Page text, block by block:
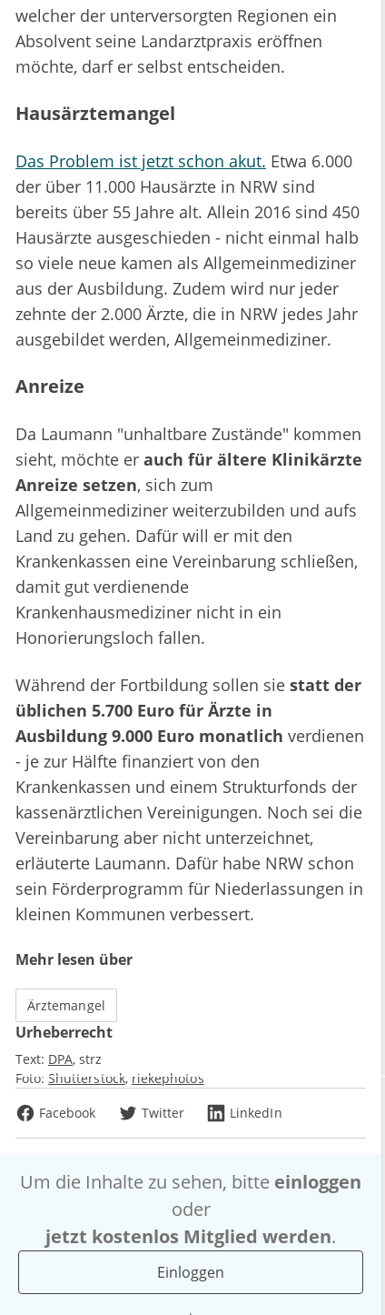
welcher der unterversorgten Regionen ein
Absolvent seine Landarztpraxis eröffnen
möchte, darf er selbst entscheiden.
Hausärztemangel
Das Problem ist jetzt schon akut. Etwa 6.000
der über 11.000 Hausärzte in NRW sind
bereits über 55 Jahre alt. Allein 2016 sind 450
Hausärzte ausgeschieden - nicht einmal halb
so viele neue kamen als Allgemeinmediziner
aus der Ausbildung. Zudem wird nur jeder
zehnte der 2.000 Ärzte, die in NRW jedes Jahr
ausgebildet werden, Allgemeinmediziner.
Anreize
Da Laumann "unhaltbare Zustände" kommen
sieht, möchte er auch für ältere Klinikärzte
Anreize setzen, sich zum
Allgemeinmediziner weiterzubilden und aufs
Land zu gehen. Dafür will er mit den
Krankenkassen eine Vereinbarung schließen,
damit gut verdienende
Krankenhausmediziner nicht in ein
Honorierungsloch fallen.
Während der Fortbildung sollen sie statt der
üblichen 5.700 Euro für Ärzte in
Ausbildung 9.000 Euro monatlich verdienen
- je zur Hälfte finanziert von den
Krankenkassen und einem Strukturfonds der
kassenärztlichen Vereinigungen. Noch sei die
Vereinbarung aber nicht unterzeichnet,
erläuterte Laumann. Dafür habe NRW schon
sein Förderprogramm für Niederlassungen in
kleinen Kommunen verbessert.
Mehr lesen über
Ärztemangel
Urheberrecht
Text: DPA strz
Foto: Shutterstock riekephotos
Facebook
Twitter LinkedIn
Um die Inhalte zu sehen, bitte einloggen
oder
jetzt kostenlos Mitglied werden.
Einloggen